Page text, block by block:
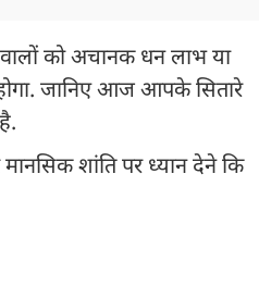
को अचानक धन लाभ या
जानिए आज आपके सितारे
शांति पर ध्यान देने कि